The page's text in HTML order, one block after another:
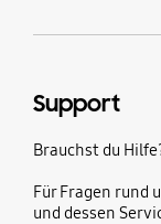
Support
Brauchst du
Für Fragen rund
und dessen